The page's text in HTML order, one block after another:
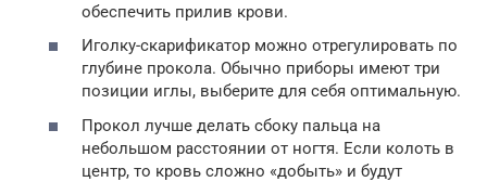
обеспечить прилив крови.
Иголку-скарификатор можно отрегулировать по
глубине прокола. Обычно приборы имеют три
позиции иглы, выберите для себя оптимальную.
Прокол лучше делать сбоку пальца на
небольшом расстоянии от ногтя. Если колоть в
центр, то кровь сложно «добыть» и будут